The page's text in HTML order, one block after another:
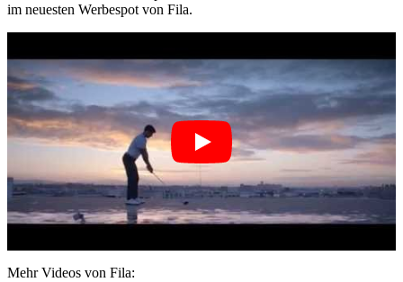
im neuesten Werbespot von Fila.
Mehr Videos von Fila: